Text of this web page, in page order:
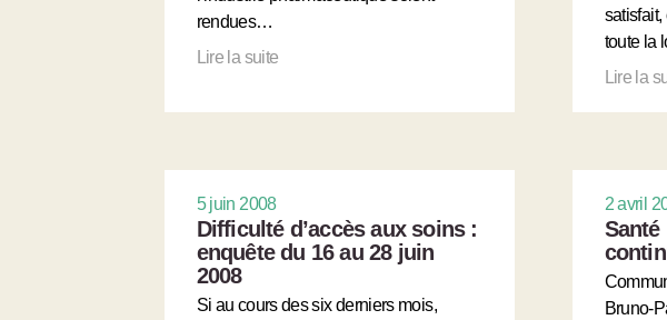
rendues…
Lire la suite
toute la
Lire la
5 juin 2008
Difficulté d’accès aux soins :
enquête du 16 au 28 juin
2008
Si au cours des six derniers mois,
2 avril
Santé
Bruno-